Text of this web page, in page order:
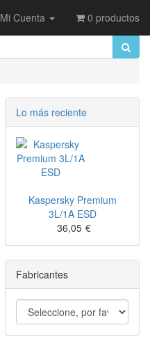
Mi Cuenta 0 productos
Lo más reciente
Kaspersky Premium
3L/1A ESD
36,05 €
Fabricantes